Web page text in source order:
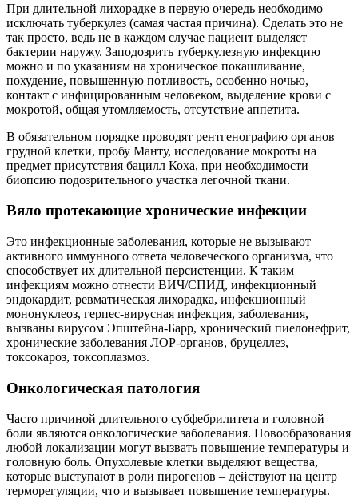
При длительной лихорадке в первую очередь необходимо
исключать туберкулез (самая частая причина). Сделать это не
так просто, ведь не в каждом случае пациент выделяет
бактерии наружу. Заподозрить туберкулезную инфекцию
можно и по указаниям на хроническое покашливание,
похудение, повышенную потливость, особенно ночью,
контакт с инфицированным человеком, выделение крови с
мокротой, общая утомляемость, отсутствие аппетита.
В обязательном порядке проводят рентгенографию органов
грудной клетки, пробу Манту, исследование мокроты на
предмет присутствия бацилл Коха, при необходимости –
биопсию подозрительного участка легочной ткани.
Вяло протекающие хронические инфекции
Это инфекционные заболевания, которые не вызывают
активного иммунного ответа человеческого организма, что
способствует их длительной персистенции. К таким
инфекциям можно отнести ВИЧ/СПИД, инфекционный
эндокардит, ревматическая лихорадка, инфекционный
мононуклеоз, герпес-вирусная инфекция, заболевания,
вызваны вирусом Эпштейна-Барр, хронический пиелонефрит,
хронические заболевания ЛОР-органов, бруцеллез,
токсокароз, токсоплазмоз.
Онкологическая патология
Часто причиной длительного субфебрилитета и головной
боли являются онкологические заболевания. Новообразования
любой локализации могут вызвать повышение температуры и
головную боль. Опухолевые клетки выделяют вещества,
которые выступают в роли пирогенов – действуют на центр
терморегуляции, что и вызывает повышение температуры.